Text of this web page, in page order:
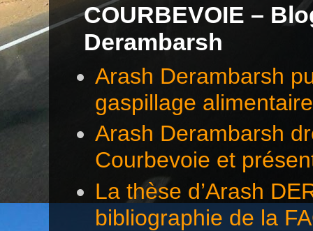
COURBEVOIE –
Derambarsh
Arash Derambarsh
gaspillage
Arash Derambarsh
Courbevoie et
La thèse d’Arash
bibliographie de la